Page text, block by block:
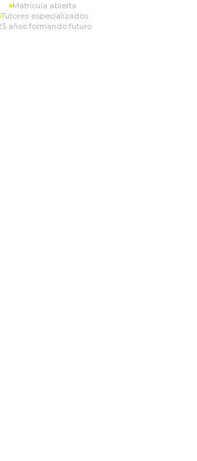
Matrícula abierta
Tutores especializados
años formando futuro